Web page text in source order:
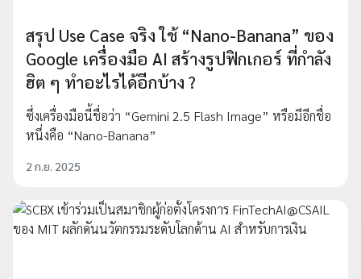
สรุป Use Case จริง ใช้ “Nano-Banana” ของ
Google เครื่องมือ AI สร้างรูปฟิกเกอร์ ที่กำลัง
ฮิต ๆ ทำอะไรได้อีกบ้าง ?
ซึ่งเครื่องมือนี้ชื่อว่า “Gemini 2.5 Flash Image” หรือมีอีกชื่อ
หนึ่งคือ “Nano-Banana”
2 ก.ย. 2025